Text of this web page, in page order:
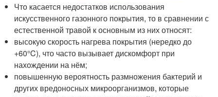
Что касается недостатков использования
искусственного газонного покрытия, то в сравнении с
естественной травой к основным из них относят:
высокую скорость нагрева покрытия (нередко до
+60°C), что часто вызывает дискомфорт при
нахождении на нём;
повышенную вероятность размножения бактерий и
других вредоносных микроорганизмов, которые